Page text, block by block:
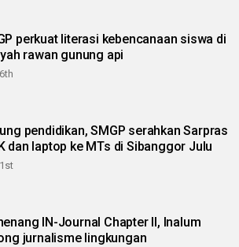
perkuat literasi kebencanaan siswa di
rawan gunung api
pendidikan, SMGP serahkan Sarpras
dan laptop ke MTs di Sibanggor Julu
IN-Journal Chapter II, Inalum
jurnalisme lingkungan